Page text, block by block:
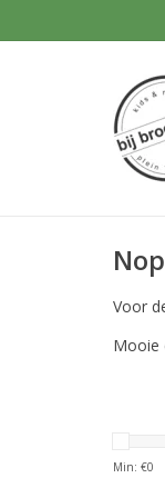
Voor
Mooie
Min: €0